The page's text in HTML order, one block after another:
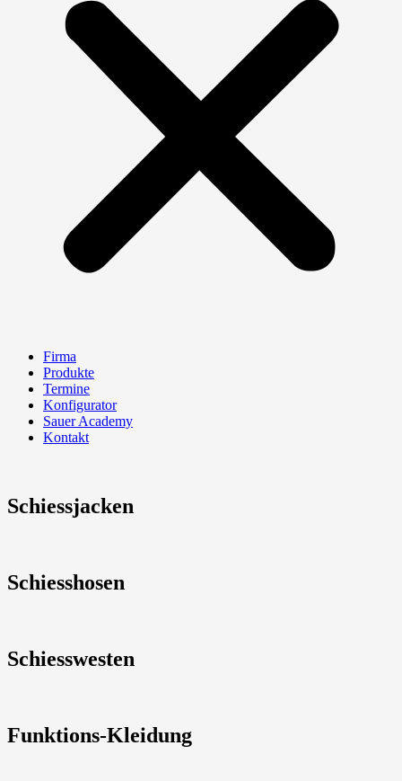
Firma
Produkte
Termine
Konfigurator
Sauer Academy
Kontakt
Schiessjacken
Schiesshosen
Schiesswesten
Funktions-Kleidung